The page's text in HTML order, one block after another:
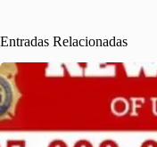
Entradas Relacionadas